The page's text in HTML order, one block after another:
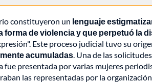
constituyeron un lenguaje
de violencia y que perpetuó la
Este proceso judicial tuvo su
acumuladas. Una de las
presentada por varias mujeres
las representadas por la